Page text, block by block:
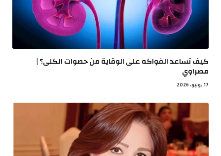
كيف تساعد الفواكه على الوقاية من حصوات الكلى؟ |
مصراوي
17 يونيو، 2026